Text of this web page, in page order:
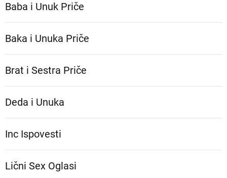
Baba i Unuk Priče
Baka i Unuka Pričе
Brat i Sestra Priče
Deda i Unuka
Inc Ispovesti
Lični Sex Oglasi